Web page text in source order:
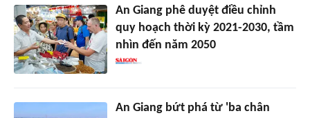
An Giang phê duyệt điều chỉnh
quy hoạch thời kỳ 2021-2030, tầm
nhìn đến năm 2050
An Giang bứt phá từ 'ba chân